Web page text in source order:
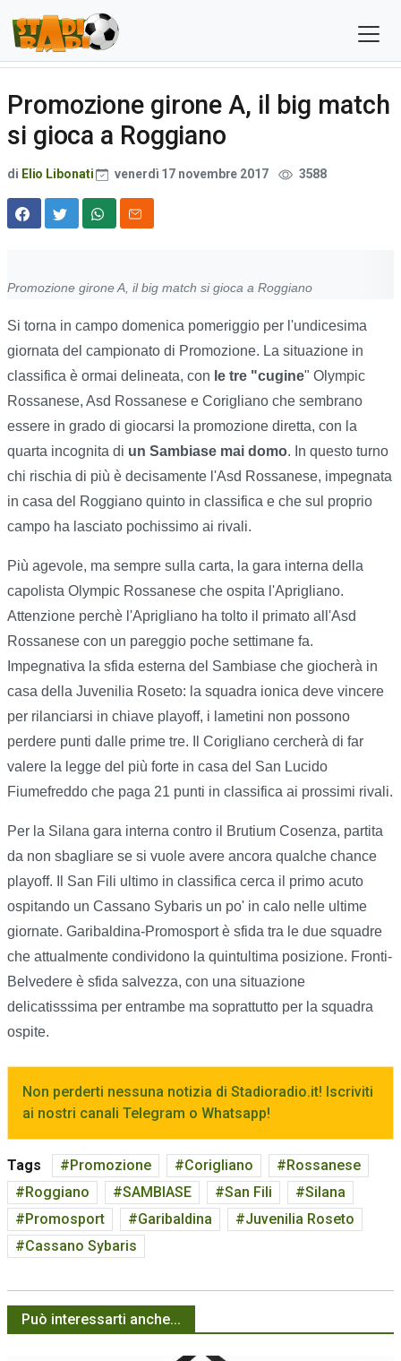
Promozione girone A, il big match
si gioca a Roggiano
di Elio Libonati venerdì 17 novembre 2017 3588
Promozione girone A, il big match si gioca a Roggiano
Si torna in campo domenica pomeriggio per l'undicesima
giornata del campionato di Promozione. La situazione in
classifica è ormai delineata, con le tre "cugine" Olympic
Rossanese, Asd Rossanese e Corigliano che sembrano
essere in grado di giocarsi la promozione diretta, con la
quarta incognita di un Sambiase mai domo. In questo turno
chi rischia di più è decisamente l'Asd Rossanese, impegnata
in casa del Roggiano quinto in classifica e che sul proprio
campo ha lasciato pochissimo ai rivali.
Più agevole, ma sempre sulla carta, la gara interna della
capolista Olympic Rossanese che ospita l'Aprigliano.
Attenzione perchè l'Aprigliano ha tolto il primato all'Asd
Rossanese con un pareggio poche settimane fa.
Impegnativa la sfida esterna del Sambiase che giocherà in
casa della Juvenilia Roseto: la squadra ionica deve vincere
per rilanciarsi in chiave playoff, i lametini non possono
perdere punti dalle prime tre. Il Corigliano cercherà di far
valere la legge del più forte in casa del San Lucido
Fiumefreddo che paga 21 punti in classifica ai prossimi rivali.
Per la Silana gara interna contro il Brutium Cosenza, partita
da non sbagliare se si vuole avere ancora qualche chance
playoff. Il San Fili ultimo in classifica cerca il primo acuto
ospitando un Cassano Sybaris un po' in calo nelle ultime
giornate. Garibaldina-Promosport è sfida tra le due squadre
che attualmente condividono la quintultima posizione. Fronti-
Belvedere è sfida salvezza, con una situazione
delicatisssima per entrambe ma soprattutto per la squadra
ospite.
Non perderti nessuna notizia di Stadioradio.it! Iscriviti
ai nostri canali Telegram o Whatsapp!
Tags Promozione Corigliano
Rossanese
Roggiano
SAMBIASE San Fili
Silana
Promosport
Garibaldina
Juvenilia Roseto
Cassano Sybaris
Può interessarti anche...